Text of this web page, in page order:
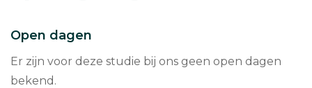
Open dagen
Er zijn voor deze studie bij ons geen open dagen
bekend.